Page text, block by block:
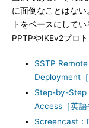
に面倒なことはな
トをベースにして
PPTPやIKEv2プロ
SSTP
Deployment
Step-by-Step
Access［英語
Screencast：